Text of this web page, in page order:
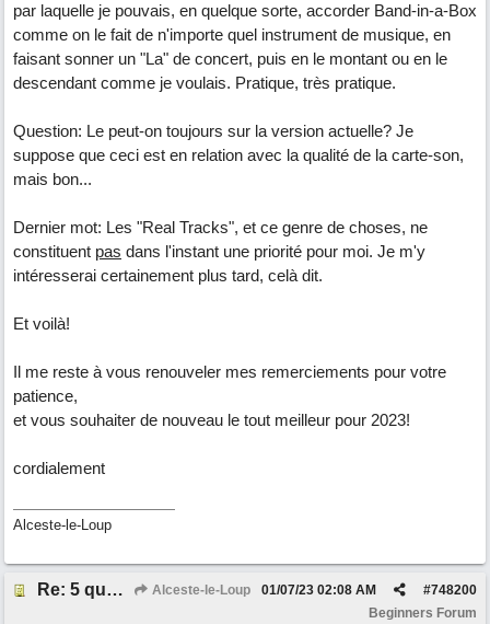
par laquelle je pouvais, en quelque sorte, accorder Band-in-a-Box
comme on le fait de n'importe quel instrument de musique, en
faisant sonner un "La" de concert, puis en le montant ou en le
descendant comme je voulais. Pratique, très pratique.
Question: Le peut-on toujours sur la version actuelle? Je
suppose que ceci est en relation avec la qualité de la carte-son,
mais bon...
Dernier mot: Les "Real Tracks", et ce genre de choses, ne
constituent pas dans l'instant une priorité pour moi. Je m'y
intéresserai certainement plus tard, celà dit.
Et voilà!
Il me reste à vous renouveler mes remerciements pour votre
patience,
et vous souhaiter de nouveau le tout meilleur pour 2023!
cordialement
Alceste-le-Loup
Re: 5 questions sur l'actuel Band-in-a-Box, pour un ancien utilisateur désireux de s' "actualiser"! Alceste-le-Loup #748200
01/07/23 02:08 AM
Beginners Forum